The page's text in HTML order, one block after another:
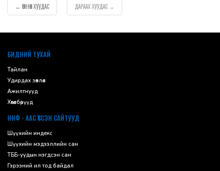
← ӨМНӨХ ХУУДАС ДАРААХ ХУУДАС →
БИДНИЙ ТУХАЙ
Тайлан
Удирдах зөвлөл
Ажилтнууд
Хөтөлбөрүүд
ННФ - ААС ҮҮССЭН САЙТУУД
Шүүхийн индекс
Шүүхийн мэдээллийн сан
ТББ-уудын нэгдсэн сан
Гэрээний ил тод байдал